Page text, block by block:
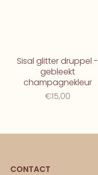
Sisal glitter druppel -
gebleekt
champagnekleur
€15,00
CONTACT